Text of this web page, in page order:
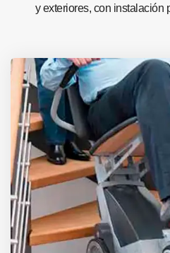
y exteriores, con instalación